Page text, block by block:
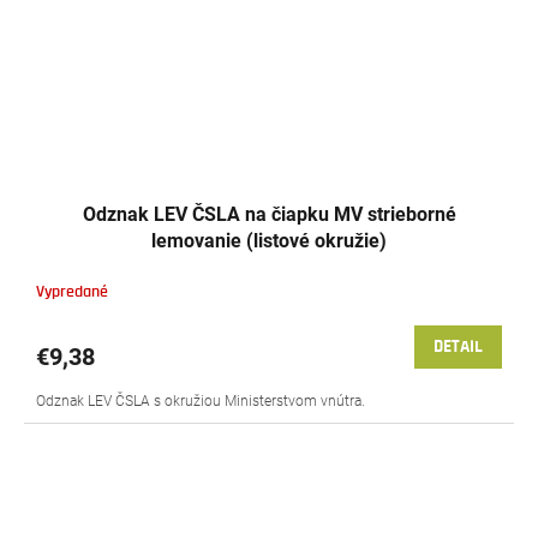
Odznak LEV ČSLA na čiapku MV strieborné
lemovanie (listové okružie)
Vypredané
€9,38 DETAIL
Odznak LEV ČSLA s okružiou Ministerstvom vnútra.